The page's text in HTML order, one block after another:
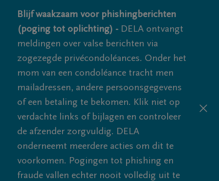
Blijf waakzaam voor phishingberichten
(poging tot oplichting) - DELA ontvangt
meldingen over valse berichten via
zogezegde privécondoléances. Onder het
mom van een condoléance tracht men
mailadressen, andere persoonsgegevens
of een betaling te bekomen. Klik niet op
verdachte links of bijlagen en controleer
de afzender zorgvuldig. DELA
onderneemt meerdere acties om dit te
voorkomen. Pogingen tot phishing en
fraude vallen echter nooit volledig uit te